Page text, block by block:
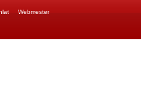
Webmester